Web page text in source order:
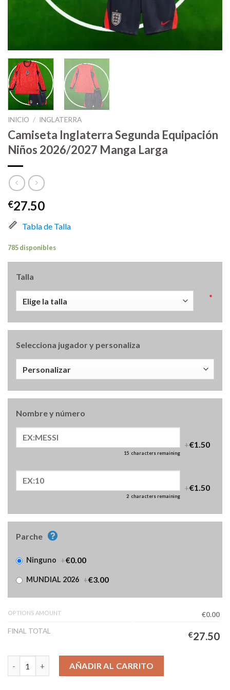
INICIO / INGLATERRA
Camiseta Inglaterra Segunda Equipación
Niños 2026/2027 Manga Larga
€27.50
Tabla de Talla
785 disponibles
Talla
*
Selecciona jugador y personaliza
Nombre y número
15 characters remaining
+€1.50
2 characters remaining
+€1.50
Parche
Ninguno +€0.00
MUNDIAL 2026 +€3.00
OPTIONS AMOUNT
€0.00
FINAL TOTAL
€27.50
Camiseta Inglaterra Segunda Equipación Niños 2026/2027
AÑADIR AL CARRITO